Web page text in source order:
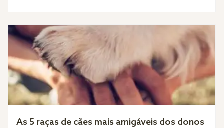
As 5 raças de cães mais amigáveis dos donos